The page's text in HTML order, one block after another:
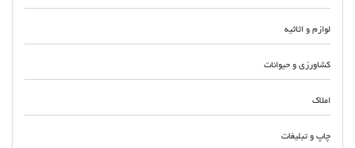
لوازم و اثاثیه
کشاورزی و حیوانات
املاک
چاپ و تبلیغات